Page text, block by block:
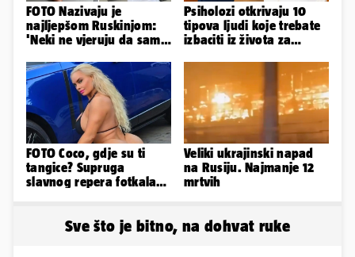
FOTO Nazivaju je
najljepšom Ruskinjom:
'Neki ne vjeruju da sam
Psiholozi otkrivaju 10
tipova ljudi koje trebate
izbaciti iz života za
FOTO Coco, gdje su ti
tangice? Supruga
slavnog repera fotkala
Veliki ukrajinski napad
na Rusiju. Najmanje 12
mrtvih
Sve što je bitno, na dohvat ruke